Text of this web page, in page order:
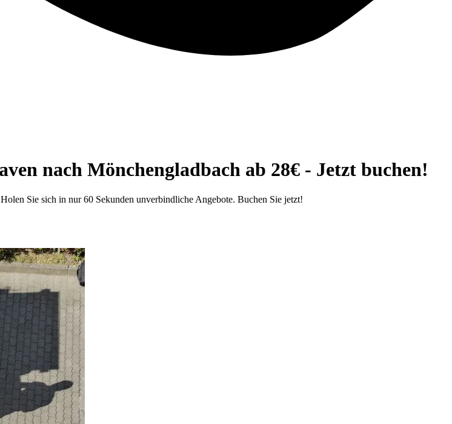
nach Mönchengladbach ab 28€ - Jetzt buchen!
Sie sich in nur 60 Sekunden unverbindliche Angebote. Buchen Sie jetzt!